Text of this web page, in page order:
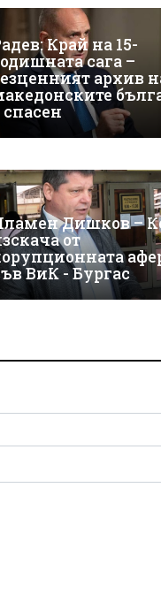
Край на 15-
сага –
архив
спасен
Дишков –
от
ВиК - Бургас